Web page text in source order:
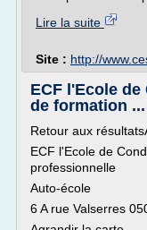
Lire la suite
Site : http://
ECF l'Ecole
de formation ...
Retour aux
ECF l'Ecole de
professionnelle
Auto-école
6 A rue Valserres